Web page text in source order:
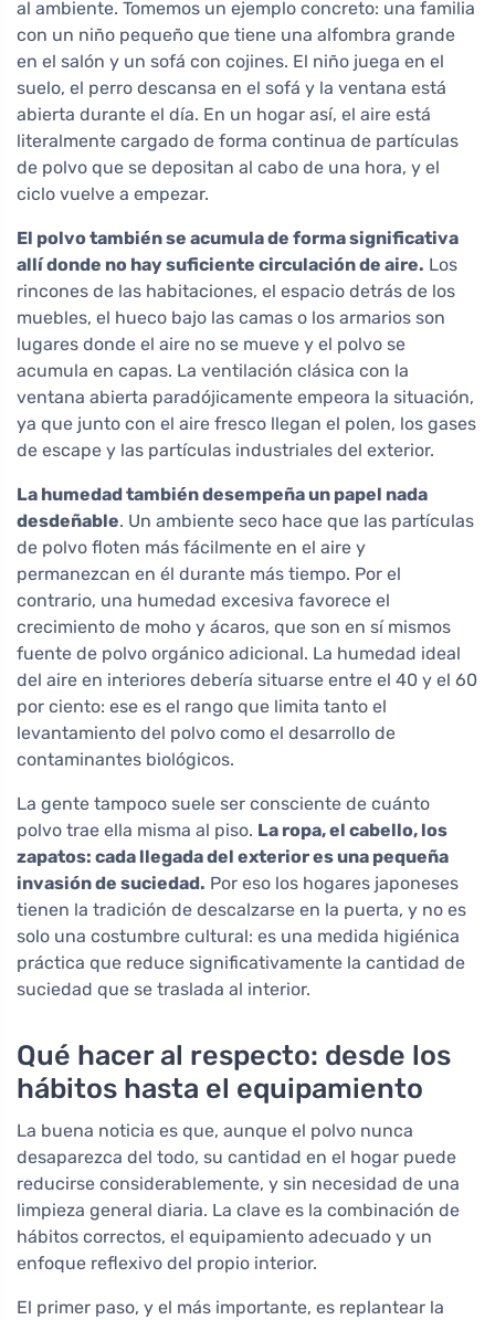
al ambiente. Tomemos un ejemplo concreto: una familia
con un niño pequeño que tiene una alfombra grande
en el salón y un sofá con cojines. El niño juega en el
suelo, el perro descansa en el sofá y la ventana está
abierta durante el día. En un hogar así, el aire está
literalmente cargado de forma continua de partículas
de polvo que se depositan al cabo de una hora, y el
ciclo vuelve a empezar.
El polvo también se acumula de forma significativa
allí donde no hay suficiente circulación de aire. Los
rincones de las habitaciones, el espacio detrás de los
muebles, el hueco bajo las camas o los armarios son
lugares donde el aire no se mueve y el polvo se
acumula en capas. La ventilación clásica con la
ventana abierta paradójicamente empeora la situación,
ya que junto con el aire fresco llegan el polen, los gases
de escape y las partículas industriales del exterior.
La humedad también desempeña un papel nada
desdeñable. Un ambiente seco hace que las partículas
de polvo floten más fácilmente en el aire y
permanezcan en él durante más tiempo. Por el
contrario, una humedad excesiva favorece el
crecimiento de moho y ácaros, que son en sí mismos
fuente de polvo orgánico adicional. La humedad ideal
del aire en interiores debería situarse entre el 40 y el 60
por ciento: ese es el rango que limita tanto el
levantamiento del polvo como el desarrollo de
contaminantes biológicos.
La gente tampoco suele ser consciente de cuánto
polvo trae ella misma al piso. La ropa, el cabello, los
zapatos: cada llegada del exterior es una pequeña
invasión de suciedad. Por eso los hogares japoneses
tienen la tradición de descalzarse en la puerta, y no es
solo una costumbre cultural: es una medida higiénica
práctica que reduce significativamente la cantidad de
suciedad que se traslada al interior.
Qué hacer al respecto: desde los
hábitos hasta el equipamiento
La buena noticia es que, aunque el polvo nunca
desaparezca del todo, su cantidad en el hogar puede
reducirse considerablemente, y sin necesidad de una
limpieza general diaria. La clave es la combinación de
hábitos correctos, el equipamiento adecuado y un
enfoque reflexivo del propio interior.
El primer paso, y el más importante, es replantear la